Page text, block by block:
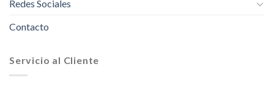
Redes Sociales
Contacto
Servicio al Cliente